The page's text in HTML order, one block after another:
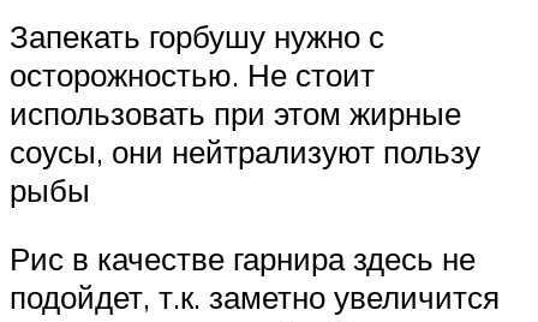
Запекать горбушу нужно с
осторожностью. Не стоит
использовать при этом жирные
соусы, они нейтрализуют пользу
рыбы
Рис в качестве гарнира здесь не
подойдет, т.к. заметно увеличится